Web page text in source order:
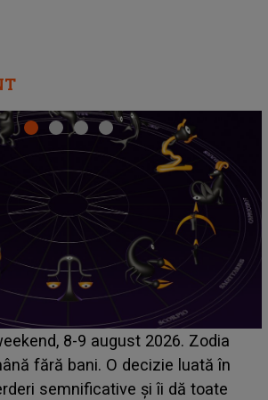
DETALIU ASCUNS până
concurentul din Casa Iubirii
NEAȘTEPTATĂ despre mama